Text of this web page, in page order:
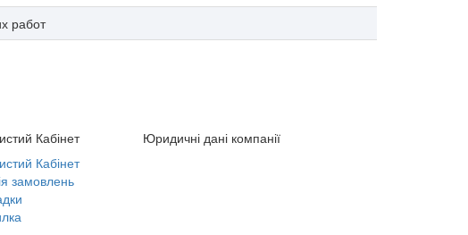
работ
Кабінет
Кабінет
замовлень
Юридичні дані компанії